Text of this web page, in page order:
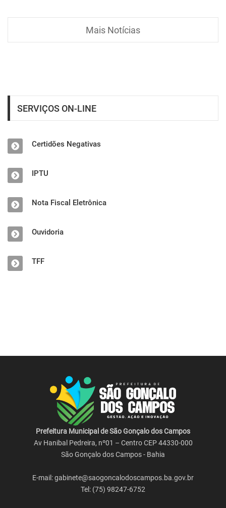
Mais Notícias
SERVIÇOS ON-LINE
Certidões Negativas
IPTU
Nota Fiscal Eletrônica
Ouvidoria
TFF
Prefeitura Municipal de São Gonçalo dos Campos
Av Hanibal Pedreira, nº01 – Centro CEP 44330-000
São Gonçalo dos Campos - Bahia
E-mail: gabinete@saogoncalodoscampos.ba.gov.br
Tel: (75) 98247-6752